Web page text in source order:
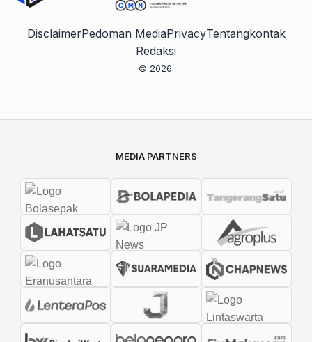
DisclaimerPedoman MediaPrivacyTentangkontak
Redaksi
© 2026.
MEDIA PARTNERS